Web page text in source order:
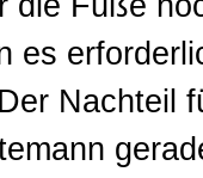
es
Nachteil